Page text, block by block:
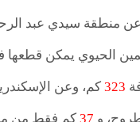
الحيوي يمكن قطعها
323 كم، وعن
و 37 كم فقط من